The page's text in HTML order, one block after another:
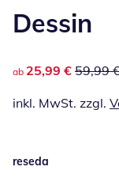
Dessin
reduzierter Preis
ab 25,99 € 59,99
inkl. MwSt. zzgl.
reseda